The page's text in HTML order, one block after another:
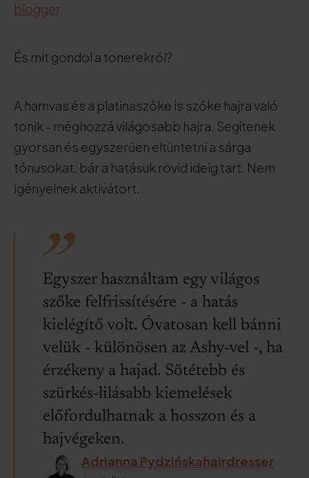
blogger.
És mit gondol a tonerekről?
A hamvas és a platinaszőke is szőke hajra való
tonik - méghozzá világosabb hajra. Segítenek
gyorsan és egyszerűen eltüntetni a sárga
tónusokat, bár a hatásuk rövid ideig tart. Nem
igényelnek aktivátort.
Egyszer használtam egy világos
szőke felfrissítésére - a hatás
kielégítő volt. Óvatosan kell bánni
velük - különösen az Ashy-vel -, ha
érzékeny a hajad. Sötétebb és
szürkés-lilásabb kiemelések
előfordulhatnak a hosszon és a
hajvégeken.
Adrianna Pydzińskahairdresser